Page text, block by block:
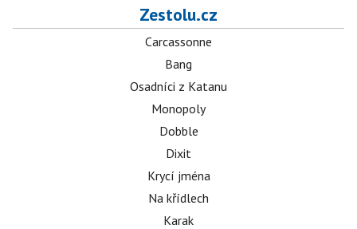
Zestolu.cz
Carcassonne
Bang
Osadníci z Katanu
Monopoly
Dobble
Dixit
Krycí jména
Na křídlech
Karak